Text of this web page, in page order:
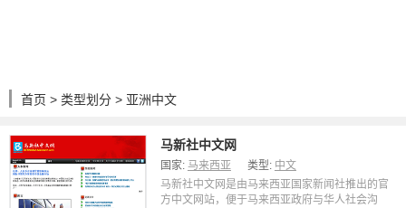
首页 > 类型划分 > 亚洲中文
马新社中文网
国家: 马来西亚 类型: 中文
马新社中文网是由马来西亚国家新闻社推出的官
方中文网站，便于马来西亚政府与华人社会沟